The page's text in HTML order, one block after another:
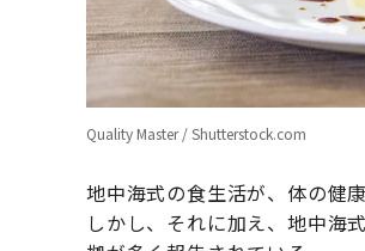
Quality Master / Shutterstock.com
地中海式の食生活が、体の健
しかし、それに加え、地中海